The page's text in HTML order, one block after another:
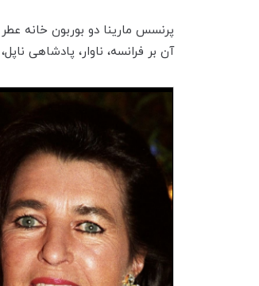
پرنسس مارینا دو بوربون خانه
آن بر فرانسه، ناوار، پادشاهی